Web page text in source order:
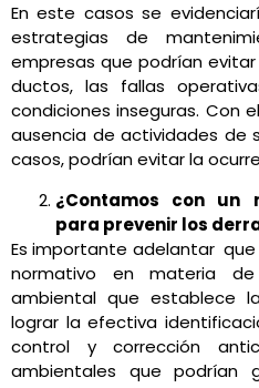
En este casos se
estrategias de
empresas que podrían
ductos, las fallas
condiciones inseguras. Con
ausencia de actividades de
casos, podrían evitar la
¿Contamos con un
para prevenir los
Es importante adelantar
normativo en materia
ambiental que establece
lograr la efectiva
control y corrección
ambientales que podrían